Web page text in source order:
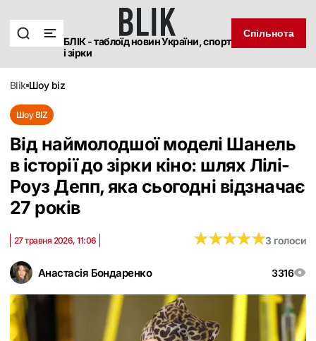
БЛІК - таблоїд новин України, спорт
і зірки
Спільнота
blik шоу biz
Шоу BIZ
Від наймолодшої моделі Шанель
в історії до зірки кіно: шлях Лілі-
Роуз Депп, яка сьогодні відзначає
27 років
Анастасія Бондаренко 3316
27 травня 2026, 11:06 ★★★★★
★★★★★3 голоси